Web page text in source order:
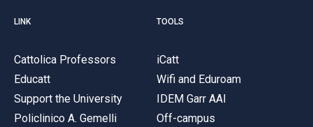
LINK
Cattolica Professors
Educatt
Support the University
Policlinico A. Gemelli
TOOLS
iCatt
Wifi and Eduroam
IDEM Garr AAI
Off-campus